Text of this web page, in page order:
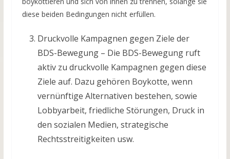
diese beiden Bedingungen nicht erfüllen.
Druckvolle Kampagnen gegen Ziele der
BDS-Bewegung – Die BDS-Bewegung ruft
aktiv zu druckvolle Kampagnen gegen diese
Ziele auf. Dazu gehören Boykotte, wenn
vernünftige Alternativen bestehen, sowie
Lobbyarbeit, friedliche Störungen, Druck in
den sozialen Medien, strategische
Rechtsstreitigkeiten usw.